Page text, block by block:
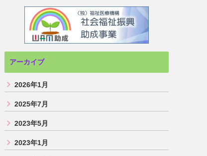
アーカイブ
2026年1月
2025年7月
2023年5月
2023年1月